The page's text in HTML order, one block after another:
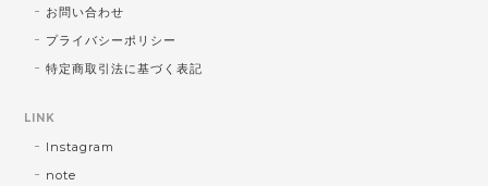
お問い合わせ
プライバシーポリシー
特定商取引法に基づく表記
LINK
Instagram
note